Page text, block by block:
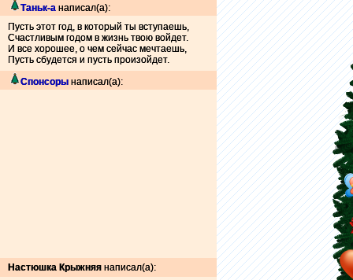
Таньк-а написал(а):
Пусть этот год, в который ты вступаешь,
Счастливым годом в жизнь твою войдет.
И все хорошее, о чем сейчас мечтаешь,
Пусть сбудется и пусть произойдет.
Спонсоры написал(а):
Настюшка Крыжняя написал(а):